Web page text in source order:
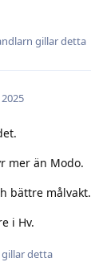
gillar detta
mer än Modo.
bättre målvakt.
i Hv.
gillar detta